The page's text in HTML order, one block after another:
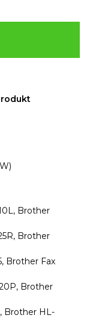
Brother
Brother
Brother Fax
Brother
Brother HL-